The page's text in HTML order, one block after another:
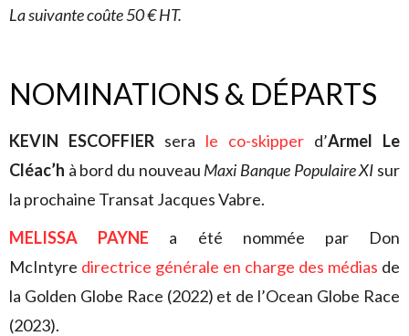
La suivante coûte 50 € HT.
NOMINATIONS & DÉPARTS
KEVIN ESCOFFIER sera le co-skipper d’Armel Le
Cléac’h à bord du nouveau Maxi Banque Populaire XI sur
la prochaine Transat Jacques Vabre.
MELISSA PAYNE a été nommée par Don
McIntyre directrice générale en charge des médias de
la Golden Globe Race (2022) et de l’Ocean Globe Race
(2023).